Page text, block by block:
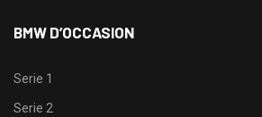
BMW D’OCCASION
Serie 1
Serie 2